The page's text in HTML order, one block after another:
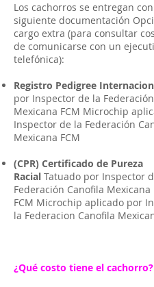
Los cachorros se entregan
siguiente documentación
cargo extra (para consultar
de comunicarse con un
telefónica):
Registro Pedigree
por Inspector de la
Mexicana FCM Microchip
Inspector de la Federación
Mexicana FCM
(CPR) Certificado de Pureza
Racial Tatuado por Inspector
Federación Canofila Mexicana
FCM Microchip aplicado por
la Federacion Canofila
¿Qué costo tiene el cachorro?